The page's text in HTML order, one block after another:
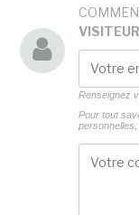
VISITEUR
Renseignez
Pour tout